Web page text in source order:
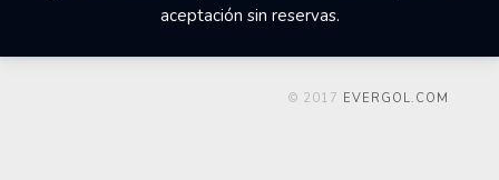
aceptación sin reservas.
© 2017 EVERGOL.COM